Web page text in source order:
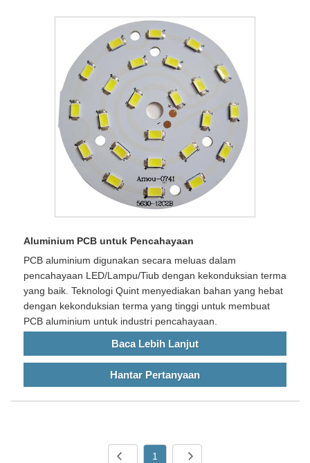
Aluminium PCB untuk Pencahayaan
PCB aluminium digunakan secara meluas dalam
pencahayaan LED/Lampu/Tiub dengan kekonduksian terma
yang baik. Teknologi Quint menyediakan bahan yang hebat
dengan kekonduksian terma yang tinggi untuk membuat
PCB aluminium untuk industri pencahayaan.
Baca Lebih Lanjut
Hantar Pertanyaan
1